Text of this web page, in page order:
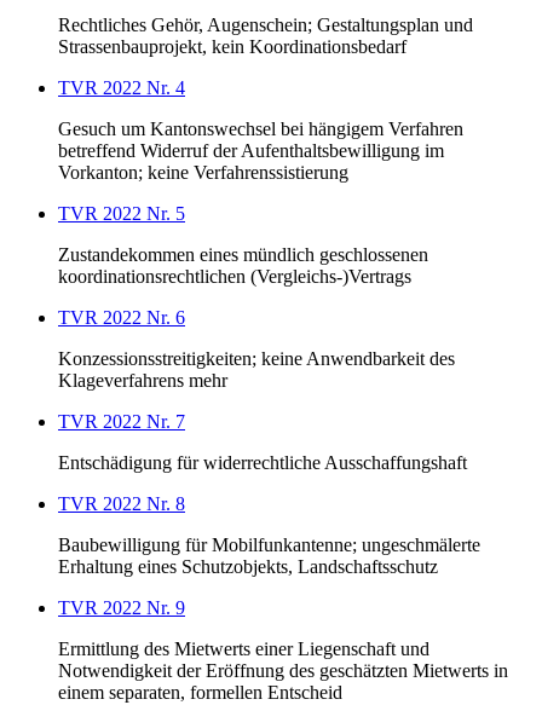
Rechtliches Gehör, Augenschein; Gestaltungsplan und
Strassenbauprojekt, kein Koordinationsbedarf
TVR 2022 Nr. 4
Gesuch um Kantonswechsel bei hängigem Verfahren
betreffend Widerruf der Aufenthaltsbewilligung im
Vorkanton; keine Verfahrenssistierung
TVR 2022 Nr. 5
Zustandekommen eines mündlich geschlossenen
koordinationsrechtlichen (Vergleichs-)Vertrags
TVR 2022 Nr. 6
Konzessionsstreitigkeiten; keine Anwendbarkeit des
Klageverfahrens mehr
TVR 2022 Nr. 7
Entschädigung für widerrechtliche Ausschaffungshaft
TVR 2022 Nr. 8
Baubewilligung für Mobilfunkantenne; ungeschmälerte
Erhaltung eines Schutzobjekts, Landschaftsschutz
TVR 2022 Nr. 9
Ermittlung des Mietwerts einer Liegenschaft und
Notwendigkeit der Eröffnung des geschätzten Mietwerts in
einem separaten, formellen Entscheid